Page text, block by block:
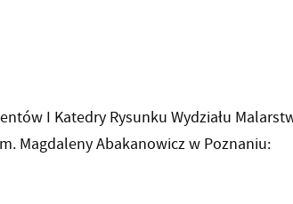
I Katedry Rysunku Wydziału
Magdaleny Abakanowicz w Poznaniu: